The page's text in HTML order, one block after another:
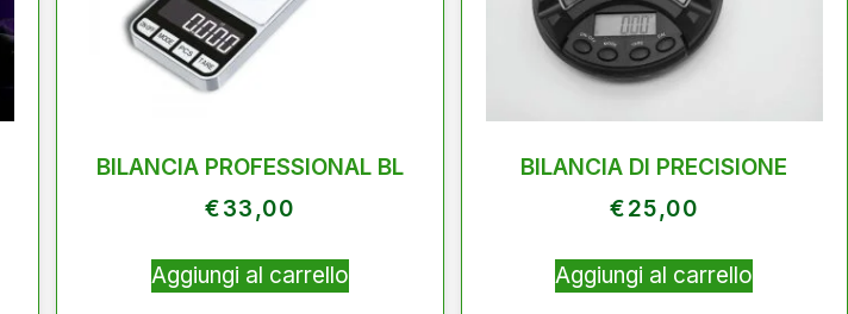
BILANCIA PROFESSIONAL BL
€33,00
Aggiungi al carrello
BILANCIA DI PRECISIONE
€25,00
Aggiungi al carrello